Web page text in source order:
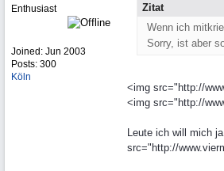
Enthusiast
Joined: Jun 2003
Posts: 300
Köln
Zitat
Wenn ich
Sorry, ist aber
<img src="http://
<img src="http://
Leute ich will mich
src="http://